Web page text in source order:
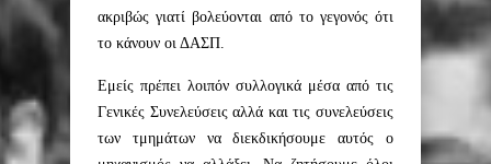
ακριβώς γιατί βολεύονται από το γεγονός ότι
το κάνουν οι ΔΑΣΠ.
Εμείς πρέπει λοιπόν συλλογικά μέσα από τις
Γενικές Συνελεύσεις αλλά και τις συνελεύσεις
των τμημάτων να διεκδικήσουμε αυτός ο